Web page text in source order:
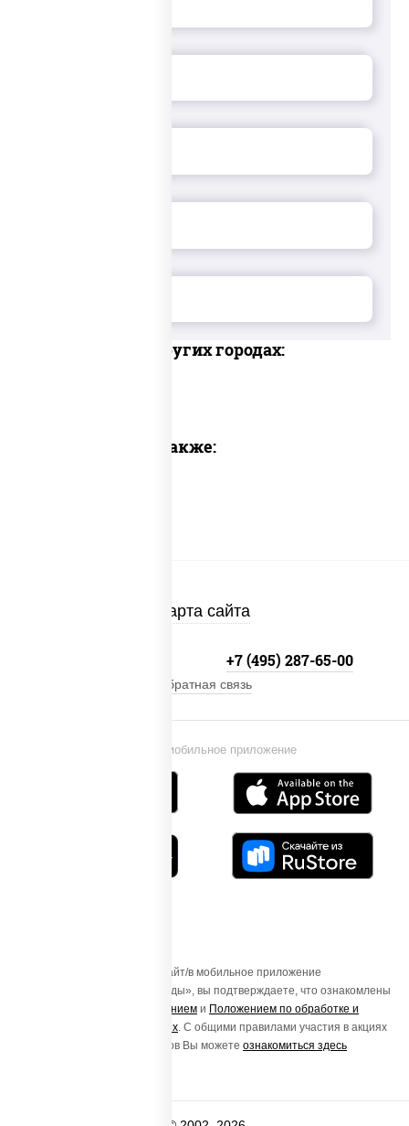
Доставка в других городах:
Предлагаем также:
Карта сайта
Установи мобильное приложение
+7 (495) 287-65-00
Обратная связь
Осуществляя вход на этот Сайт/в мобильное приложение
«ПиццаСушиВок - доставка еды», вы подтверждаете, что ознакомлены
Пользовательским соглашением и Положением по обработке и
защите персональных данных. С общими правилами участия в акциях
и порядке получения подарков Вы можете ознакомиться здесь